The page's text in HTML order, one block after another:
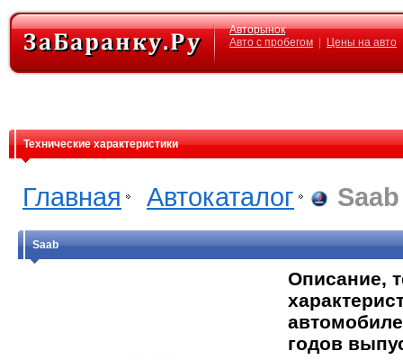
Авторынок
Авто с пробегом
Цены на авто
Технические характеристики
Главная Автокаталог Saab
Saab
Описание,
годов